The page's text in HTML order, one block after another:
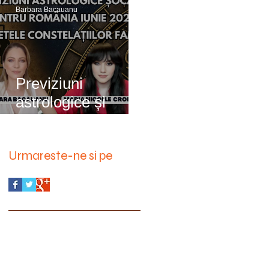
Previziuni
astrologice și
Barbara Bacauanu
Urmareste-ne si pe